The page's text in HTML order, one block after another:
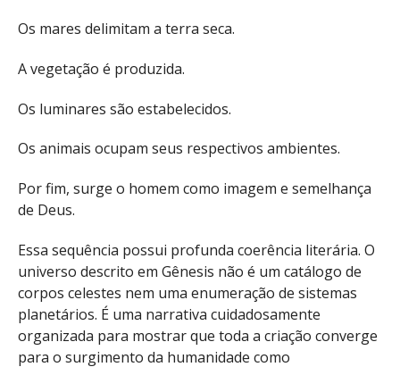
Os mares delimitam a terra seca.
A vegetação é produzida.
Os luminares são estabelecidos.
Os animais ocupam seus respectivos ambientes.
Por fim, surge o homem como imagem e semelhança
de Deus.
Essa sequência possui profunda coerência literária. O
universo descrito em Gênesis não é um catálogo de
corpos celestes nem uma enumeração de sistemas
planetários. É uma narrativa cuidadosamente
organizada para mostrar que toda a criação converge
para o surgimento da humanidade como